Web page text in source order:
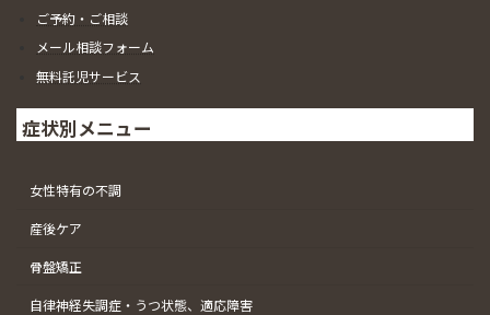
ご予約・ご相談
メール相談フォーム
無料託児サービス
症状別メニュー
女性特有の不調
産後ケア
骨盤矯正
自律神経失調症・うつ状態、適応障害